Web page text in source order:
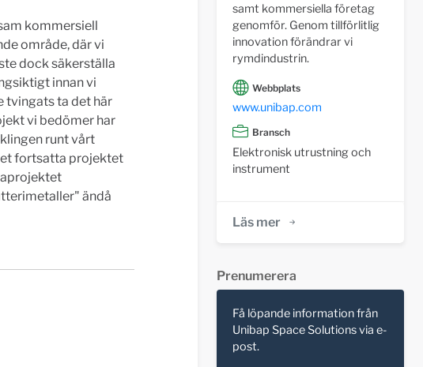
kommersiell
område, där vi
dock säkerställa
innan vi
tvingats ta det här
vi bedömer har
runt vårt
fortsatta projektet
ändå
samt kommersiella företag
genomför. Genom tillförlitlig
innovation förändrar vi
rymdindustrin.
Webbplats
www.unibap.com
Bransch
Elektronisk utrustning och
instrument
Läs mer
Prenumerera
Få löpande information från
Unibap Space Solutions via e-
post.